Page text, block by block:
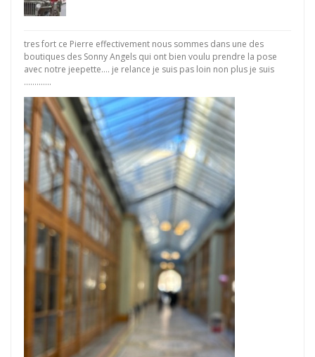
tres fort ce Pierre effectivement nous sommes dans une des
boutiques des Sonny Angels qui ont bien voulu prendre la pose
avec notre jeepette…. je relance je suis pas loin non plus je suis
………….